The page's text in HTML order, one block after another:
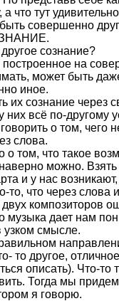
а что тут
совершенно
сознание?
построенное на
может быть
иное.
их сознание через
них всё по-другому
о том, чего
слова.
о том, что такое
можно.
и у нас
то, что через
двух композиторов
музыка дает нам
узком смысле.
то другое,
описать). Что-то
Тогда мы придем
я говорю.